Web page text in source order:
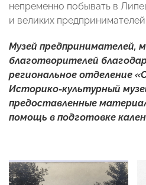
непременно побывать в
и великих
Музей предпринимателей,
благотворителей
региональное отделение
Историко-культурный
предоставленные
помощь в подготовке